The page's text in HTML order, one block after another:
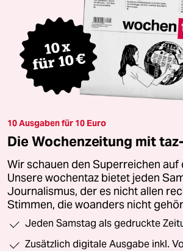
10 Ausgaben für 10 Euro
Die Wochenzeitung mit
Wir schauen den Superreichen auf
Unsere wochentaz bietet jeden
Journalismus, der es nicht allen
Stimmen, die woanders nicht
Jeden Samstag als gedruckte
Zusätzlich digitale Ausgabe inkl.